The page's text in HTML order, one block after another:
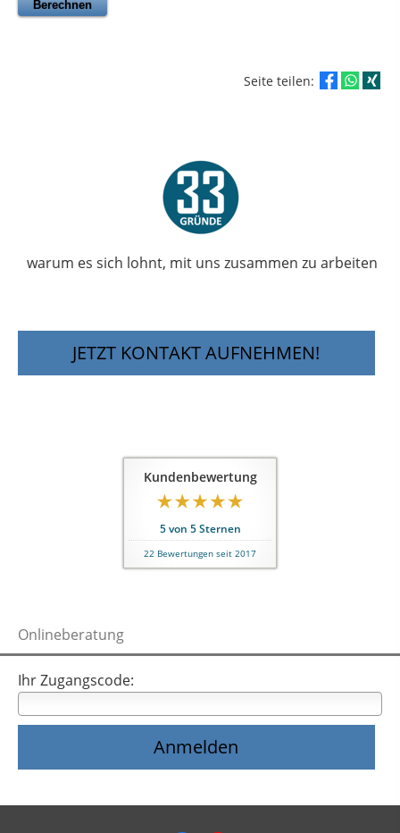
Seite teilen:
warum es sich lohnt, mit uns zusammen zu arbeiten
JETZT KONTAKT AUFNEHMEN!
Kundenbewertung
5von 5Sternen
22 Bewertungen seit 2017
Onlineberatung
Ihr Zugangscode: